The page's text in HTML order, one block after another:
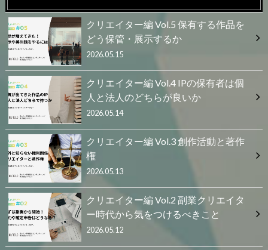
クリエイター編 Vol.5 保有する作品を
どう保管・展示するか
2026.05.15
クリエイター編 Vol.4 IPの保有者は個
人と法人のどちらが良いか
2026.05.14
クリエイター編 Vol.3 創作活動と著作
権
2026.05.13
クリエイター編 Vol.2 副業クリエイタ
ー時代から気をつけるべきこと
2026.05.12